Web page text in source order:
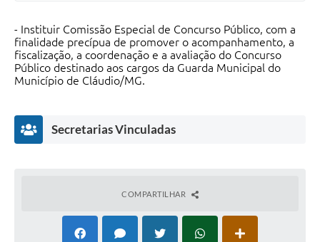
- Instituir Comissão Especial de Concurso Público, com a
finalidade precípua de promover o acompanhamento, a
fiscalização, a coordenação e a avaliação do Concurso
Público destinado aos cargos da Guarda Municipal do
Município de Cláudio/MG.
Secretarias Vinculadas
COMPARTILHAR